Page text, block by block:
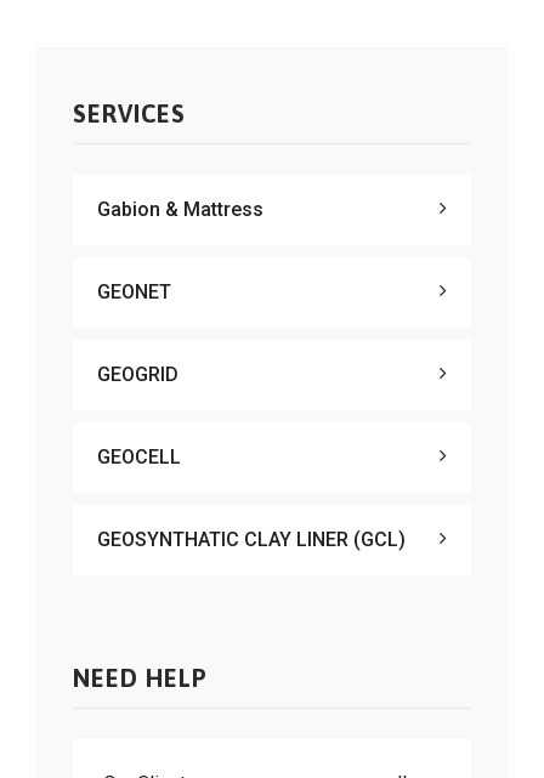
SERVICES
Gabion & Mattress
GEONET
GEOGRID
GEOCELL
GEOSYNTHATIC CLAY LINER (GCL)
NEED HELP